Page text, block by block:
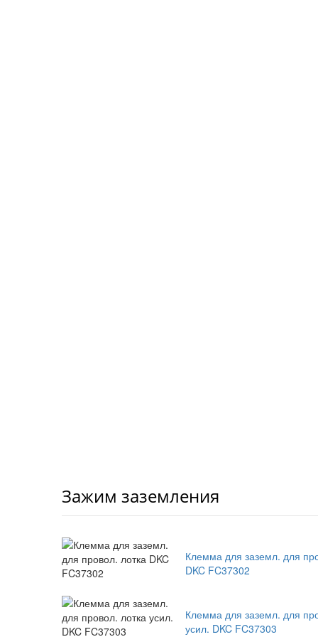
Зажим заземления
Клемма для заземл. для
DKC FC37302
Клемма для заземл. для
усил. DKC FC37303